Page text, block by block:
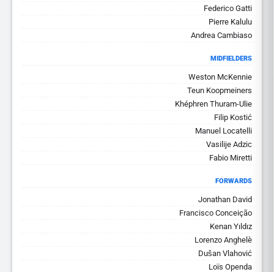
Federico Gatti
Pierre Kalulu
Andrea Cambiaso
MIDFIELDERS
Weston McKennie
Teun Koopmeiners
Khéphren Thuram-Ulie
Filip Kostić
Manuel Locatelli
Vasilije Adzic
Fabio Miretti
FORWARDS
Jonathan David
Francisco Conceição
Kenan Yıldız
Lorenzo Anghelè
Dušan Vlahović
Loïs Openda